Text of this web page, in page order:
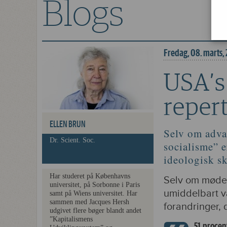
USA’s
Blogs
ELLEN BRUN
Dr. Scient. Soc.
Har studeret på Københavns
universitet, på Sorbonne i Paris
samt på Wiens universitet. Har
sammen med Jacques Hersh
udgivet flere bøger blandt andet
”Kapitalismens
Fredag, 08. marts,
Selv om
socialisme”
ideologisk
Selv om
umiddelbart
forandringer,